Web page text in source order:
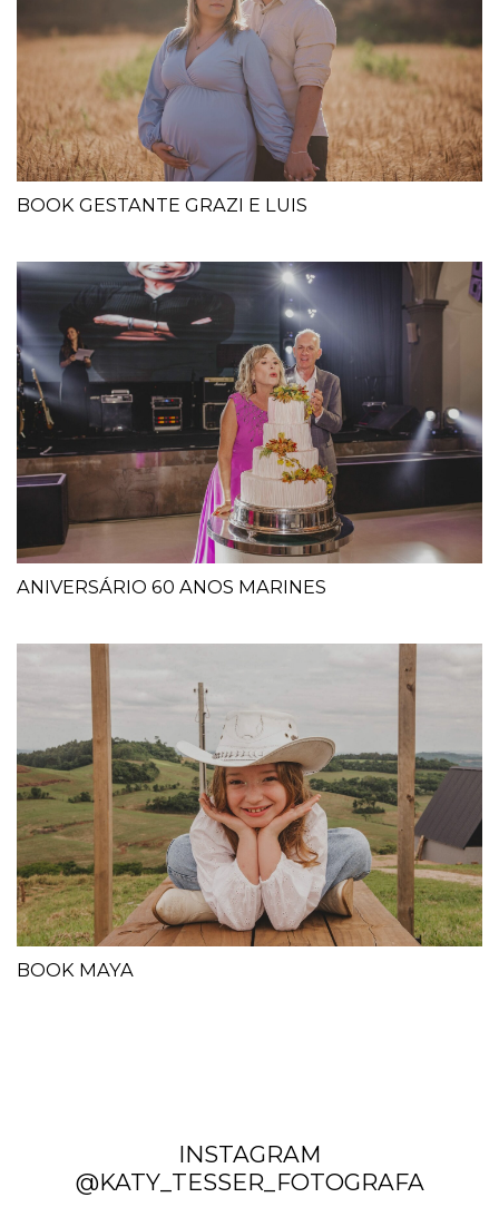
BOOK GESTANTE GRAZI E LUIS
ANIVERSÁRIO 60 ANOS MARINES
BOOK MAYA
INSTAGRAM
@KATY_TESSER_FOTOGRAFA